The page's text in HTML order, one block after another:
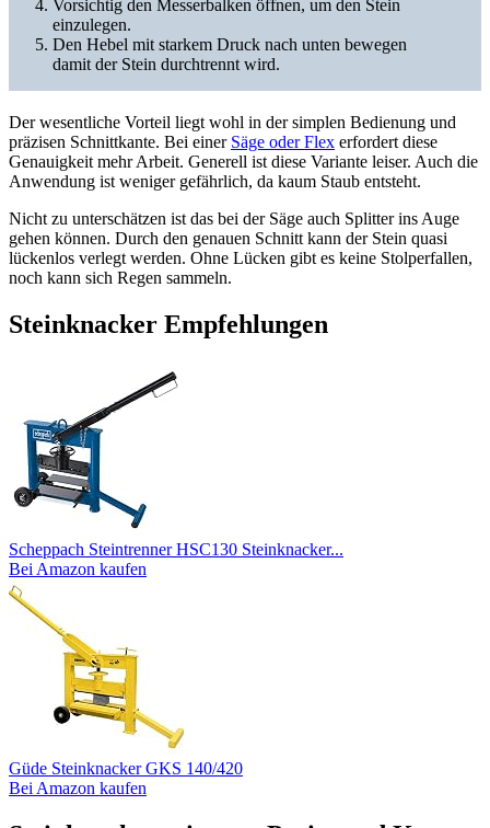
Vorsichtig den Messerbalken öffnen, um den Stein
einzulegen.
Den Hebel mit starkem Druck nach unten bewegen
damit der Stein durchtrennt wird.
Der wesentliche Vorteil liegt wohl in der simplen Bedienung und
präzisen Schnittkante. Bei einer Säge oder Flex erfordert diese
Genauigkeit mehr Arbeit. Generell ist diese Variante leiser. Auch die
Anwendung ist weniger gefährlich, da kaum Staub entsteht.
Nicht zu unterschätzen ist das bei der Säge auch Splitter ins Auge
gehen können. Durch den genauen Schnitt kann der Stein quasi
lückenlos verlegt werden. Ohne Lücken gibt es keine Stolperfallen,
noch kann sich Regen sammeln.
Steinknacker Empfehlungen
Scheppach Steintrenner HSC130 Steinknacker...
Bei Amazon kaufen
Güde Steinknacker GKS 140/420
Bei Amazon kaufen